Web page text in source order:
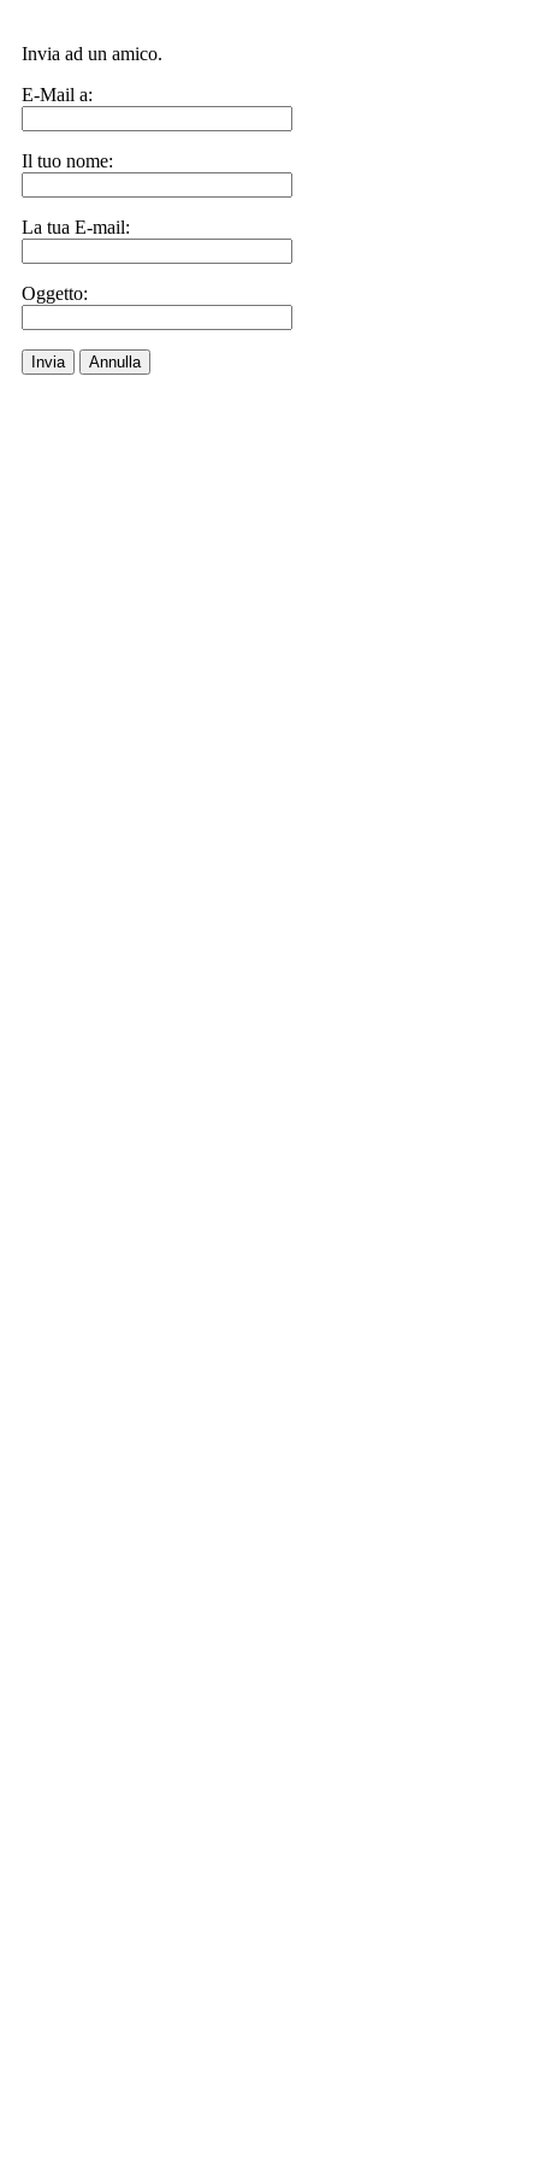
Invia ad un amico.
E-Mail a:
Il tuo nome:
La tua E-mail:
Oggetto:
Invia Annulla